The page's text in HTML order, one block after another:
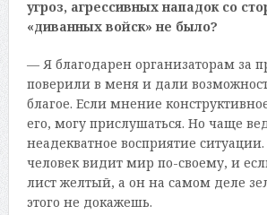
угроз, агрессивных нападок со
«диванных войск» не было?
— Я благодарен организаторам за
поверили в меня и дали
благое. Если мнение
его, могу прислушаться. Но чаще
неадекватное восприятие
человек видит мир по-своему, и
лист желтый, а он на самом деле
этого не докажешь.